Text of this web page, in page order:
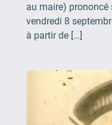
au maire) prononcé
vendredi 8
à partir de […]